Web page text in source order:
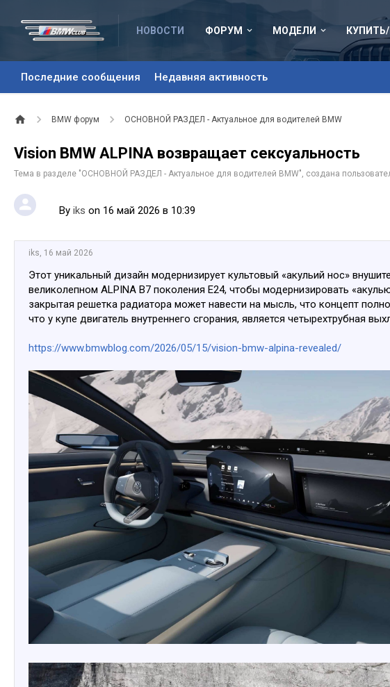
НОВОСТИ
Последние сообщения Недавняя активность
ФОРУМ МОДЕЛИ
BMW форум ОСНОВНОЙ РАЗДЕЛ - Актуальное для водителей BMW
Vision BMW ALPINA возвращает сексуальность
Тема в разделе "ОСНОВНОЙ РАЗДЕЛ - Актуальное для водителей BMW", создана
By iks on 16 май 2026 в 10:39
iks, 16 май 2026
Этот уникальный дизайн модернизирует культовый «акульий нос»
великолепном ALPINA B7 поколения E24, чтобы модернизировать
закрытая решетка радиатора может навести на мысль, что концепт
что у купе двигатель внутреннего сгорания, является четырехтрубная
https://www.bmwblog.com/2026/05/15/vision-bmw-alpina-revealed/